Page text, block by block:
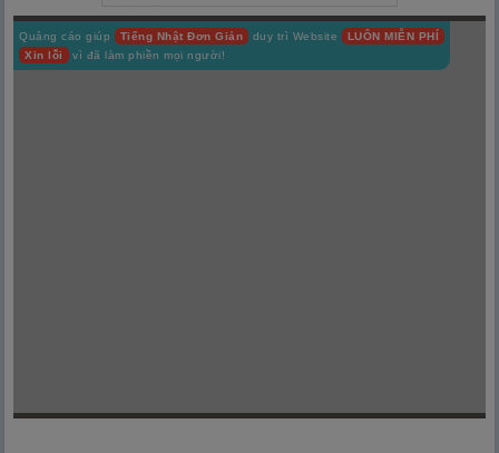
Quảng cáo giúp Tiếng Nhật Đơn Giản duy trì Website
LUÔN MIỄN PHÍ
Xin lỗi
vì đã làm phiền mọi người!